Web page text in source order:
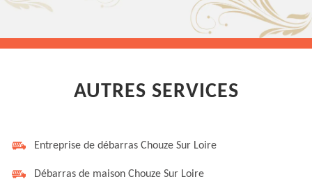
AUTRES SERVICES
Entreprise de débarras Chouze Sur Loire
Débarras de maison Chouze Sur Loire